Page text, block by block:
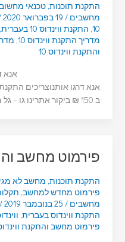
התקנת תוכנות, טכנאי מחשוב
מחשבים / 19 בפברואר 2020
10
, התקנת ווינדוס 10 בעברית ,
מדריך התקנת ווינדוס 10
,
והתקנת ווינדוס 10
אנא
אנא דרגו אותנוצריכים התקנת
ב 150 ₪ ביקור אתרינו גו – גל מחשבים – מספק
פירמוט מחשב
התקנת תוכנות, מחשב לא
פירמוט מחדש למחשב,
מחשבים / 25 בנובמבר 2019
התקנת ווינדוס בעברית,
פירמוט מחשב והתקנת